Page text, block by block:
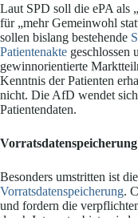
Laut SPD soll die ePA als
für „mehr Gemeinwohl
sollen bislang bestehende
Patientenakte geschlossen
gewinnorientierte
Kenntnis der Patienten
nicht. Die AfD wendet
Patientendaten.
Besonders umstritten ist die
Vorratsdatenspeicherung.
und fordern die